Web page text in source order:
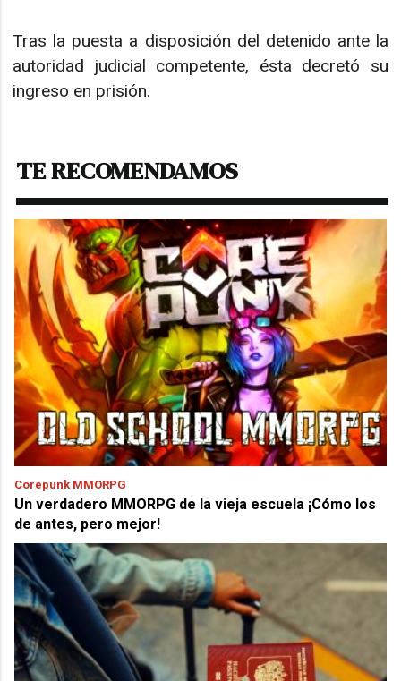
Tras la puesta a disposición del detenido ante la
autoridad judicial competente, ésta decretó su
ingreso en prisión.
TE RECOMENDAMOS
Corepunk MMORPG
Un verdadero MMORPG de la vieja escuela ¡Cómo los
de antes, pero mejor!